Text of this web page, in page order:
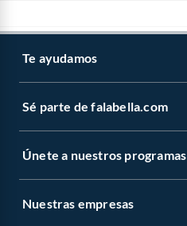
Te ayudamos
Sé parte de falabella.com
Únete a nuestros programas
Nuestras empresas